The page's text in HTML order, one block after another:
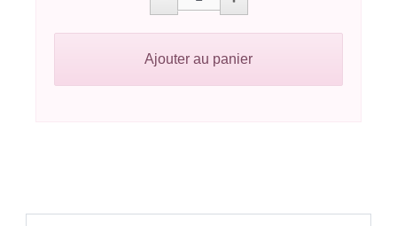
Ajouter au panier